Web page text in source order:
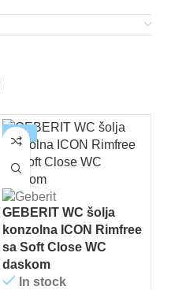
-20%
GEBERIT WC šolja
konzolna ICON Rimfree
sa Soft Close WC
daskom
In stock